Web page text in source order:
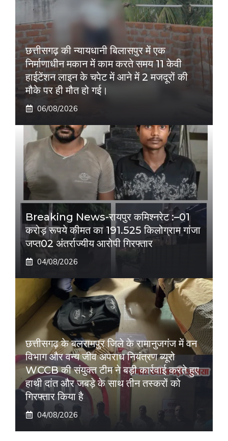
छत्तीसगढ़ की न्यायधानी बिलासपुर में एक
निर्माणाधीन मकान में काम करते समय 11 केवी
हाईटेंशन लाइन के चपेट में आने में 2 मजदूरों की
मौके पर ही मौत हो गई।
06/08/2026
Breaking News-रायपुर कमिश्नरेट :–01
करोड़ रूपये कीमत का 191.525 किलोग्राम गांजा
जप्त02 अंतर्राज्यीय आरोपी गिरफ्तार
04/08/2026
छत्तीसगढ़ के बलरामपुर जिले के रामानुजगंज में वन
विभाग और वन्य जीव अपराध नियंत्रण ब्यूरो
WCCB की संयुक्त टीम ने बड़ी कार्रवाई करते हुए
हाथी दांत और जबड़े के साथ तीन तस्करों को
गिरफ्तार किया है
04/08/2026